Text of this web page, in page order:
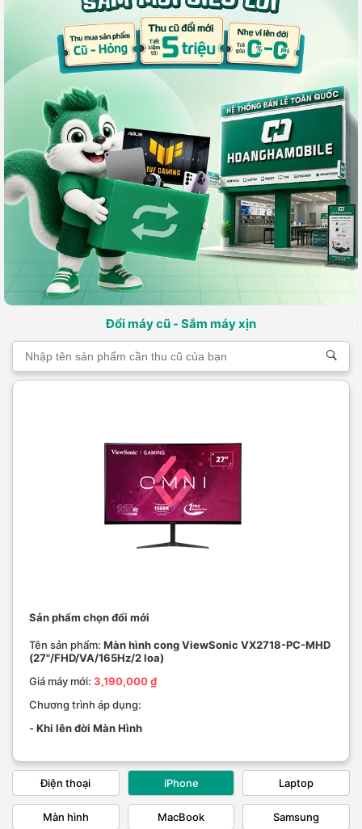
Đổi máy cũ - Sắm máy xịn
Sản phẩm chọn đổi mới
Tên sản phẩm: Màn hình cong ViewSonic VX2718-PC-MHD
(27"/FHD/VA/165Hz/2 loa)
Giá máy mới: 3,190,000 ₫
Chương trình áp dụng:
- Khi lên đời Màn Hình
Điện thoại iPhone Laptop
Màn hình MacBook Samsung